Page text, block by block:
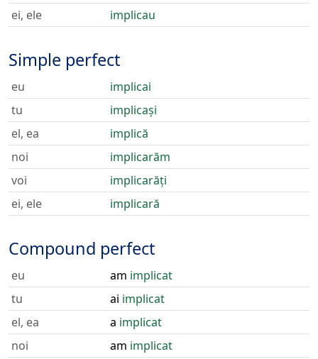
ei, ele
implicau
Simple perfect
eu
implicai
tu
implicași
el, ea
implică
noi
implicarăm
voi
implicarăți
ei, ele
implicară
Compound perfect
eu am implicat
tu
ai implicat
el, ea
a implicat
noi
am implicat